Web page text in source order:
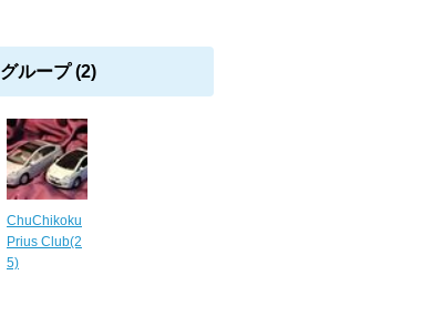
グループ (2)
ChuChikoku
Prius Club(2
5)